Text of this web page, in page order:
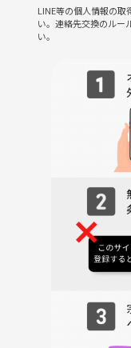
主催含めて6名以上の
（中止の場合は全額返金
あなたの参加をお待ち
★微量の雨では決行しま
完全な雨天の場合は中
（当日午後に判断いたし
【イベント趣旨&参加対
主催は楽しまず参加者
社会人サークル20代〜
9割1人参加/友達作り・
6/27（金）19:00〜
LINE等の個人情報の
い。連絡先交換のルー
い。